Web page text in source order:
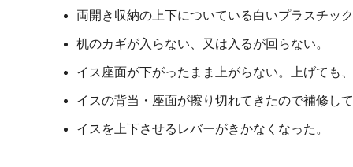
両開き収納の上下についている白いプラスチッ
机のカギが入らない、又は入るが回らない。
イス座面が下がったまま上がらない。上げても
イスの背当・座面が擦り切れてきたので補修し
イスを上下させるレバーがきかなくなった。